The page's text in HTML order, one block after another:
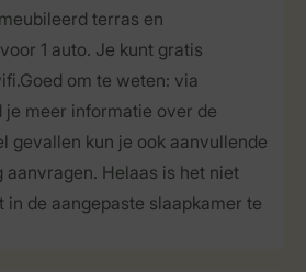
terras en
1 auto. Je kunt gratis
om te weten: via
meer informatie over de
gevallen kun je ook aanvullende
aanvragen. Helaas is het niet
in de aangepaste slaapkamer te